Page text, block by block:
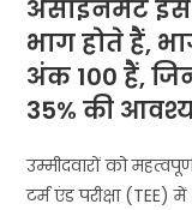
असाइनमेंट इस
भाग होते हैं,
अंक 100 हैं,
35% की
उम्मीदवारों को
टर्म एंड परीक्षा